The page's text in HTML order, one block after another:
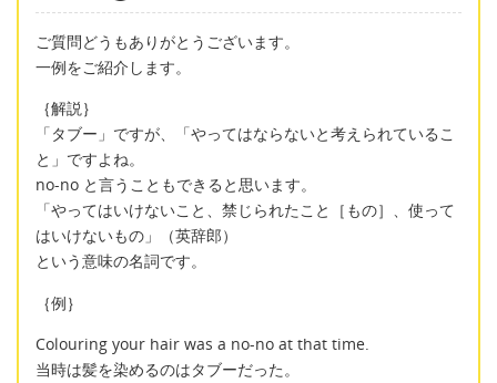
ご質問どうもありがとうございます。
一例をご紹介します。
｛解説｝
「タブー」ですが、「やってはならないと考えられているこ
と」ですよね。
no-no と言うこともできると思います。
「やってはいけないこと、禁じられたこと［もの］、使って
はいけないもの」（英辞郎）
という意味の名詞です。
｛例｝
Colouring your hair was a no-no at that time.
当時は髪を染めるのはタブーだった。